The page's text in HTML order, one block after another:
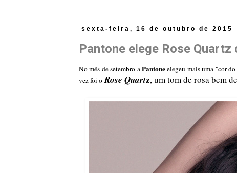
sexta-feira, 16 de outubro de 2015
Pantone elege Rose
No mês de setembro aPantoneelegeu mais uma "cor do
vez foi oRose Quartz, um tom de rosa bem